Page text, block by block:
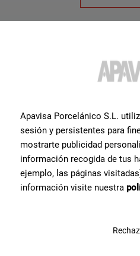
Collezioni
Zinc
Apavisa Porcelánico S.L.
sesión y persistentes para
mostrarte publicidad
información recogida de tus
ejemplo, las páginas
información visite nuestra